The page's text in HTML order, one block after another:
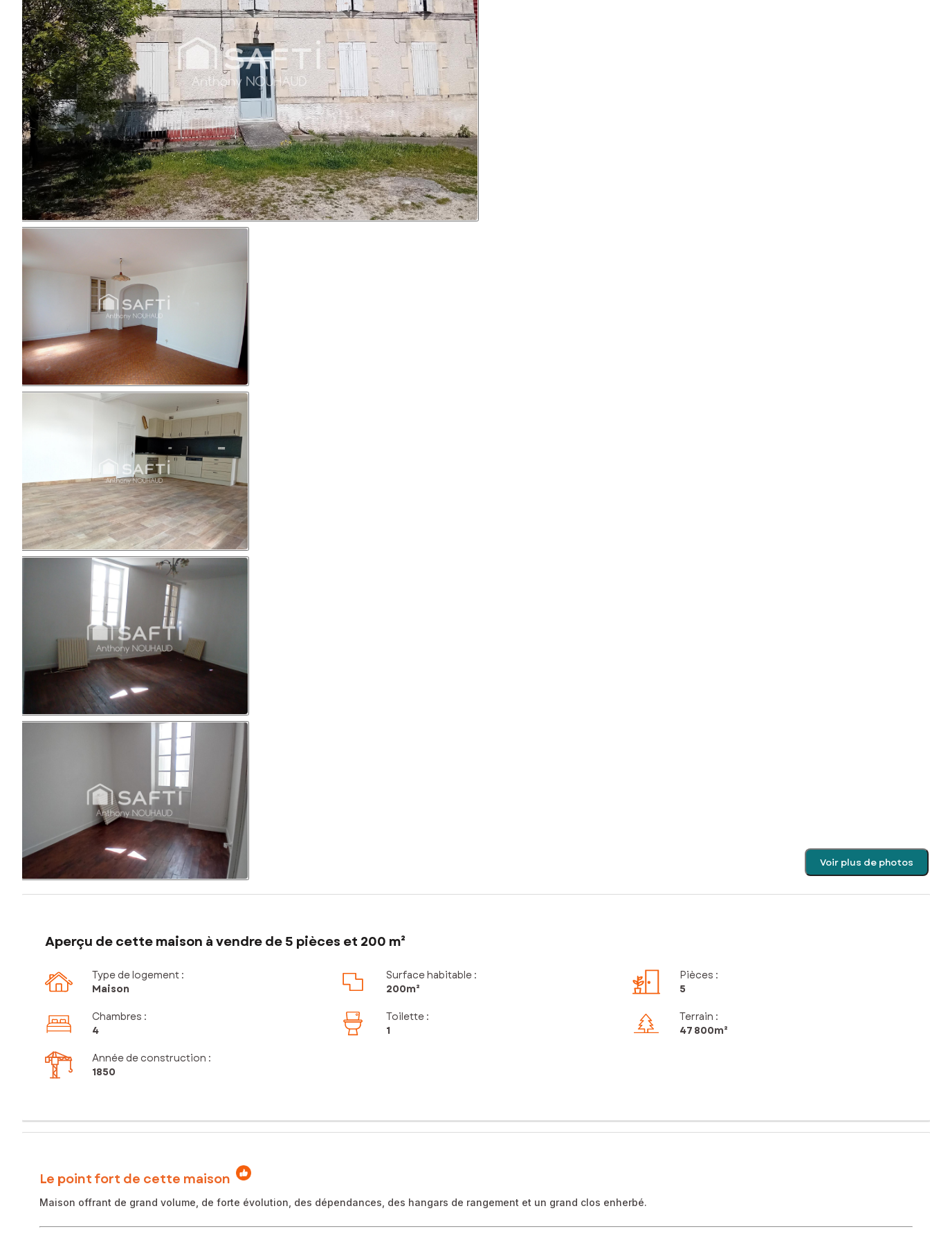
Voir plus de photos
Aperçu de cette maison à vendre de 5 pièces et 200 m²
Type de logement :
Maison
Surface habitable :
200m²
Pièces :
5
Chambres :
4
Toilette:
1
Terrain :
47 800m²
Année de construction :
1850
Le point fort de cette maison
Maison offrant de grand volume, de forte évolution, des dépendances, des hangars de rangement et un grand clos enherbé.